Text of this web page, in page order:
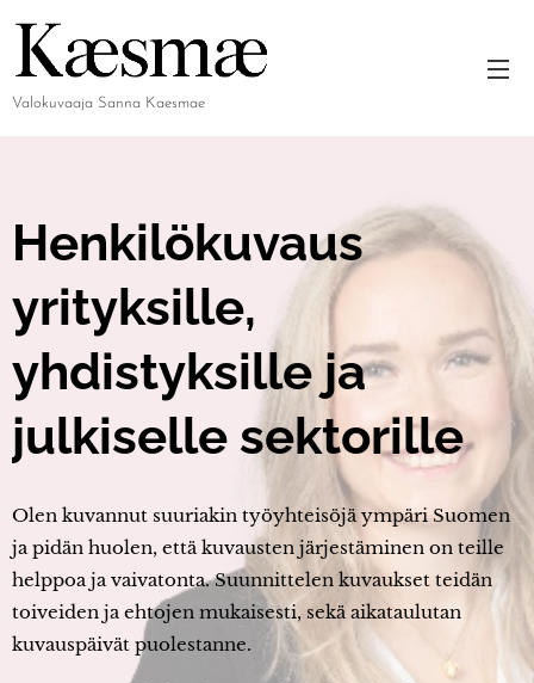
Valokuvaaja Sanna Kaesmae
Henkilökuvaus
yrityksille,
yhdistyksille ja
julkiselle sektorille
Olen kuvannut suuriakin työyhteisöjä ympäri Suomen
ja pidän huolen, että kuvausten järjestäminen on teille
helppoa ja vaivatonta. Suunnittelen kuvaukset teidän
toiveiden ja ehtojen mukaisesti, sekä aikataulutan
kuvauspäivät puolestanne.